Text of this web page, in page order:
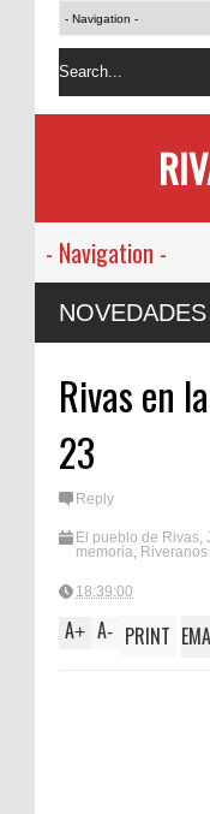
NOVEDADES
Rivas en
23
Reply
El pueblo de Rivas,
memoria,
18:39:00
A+ A- PRINT